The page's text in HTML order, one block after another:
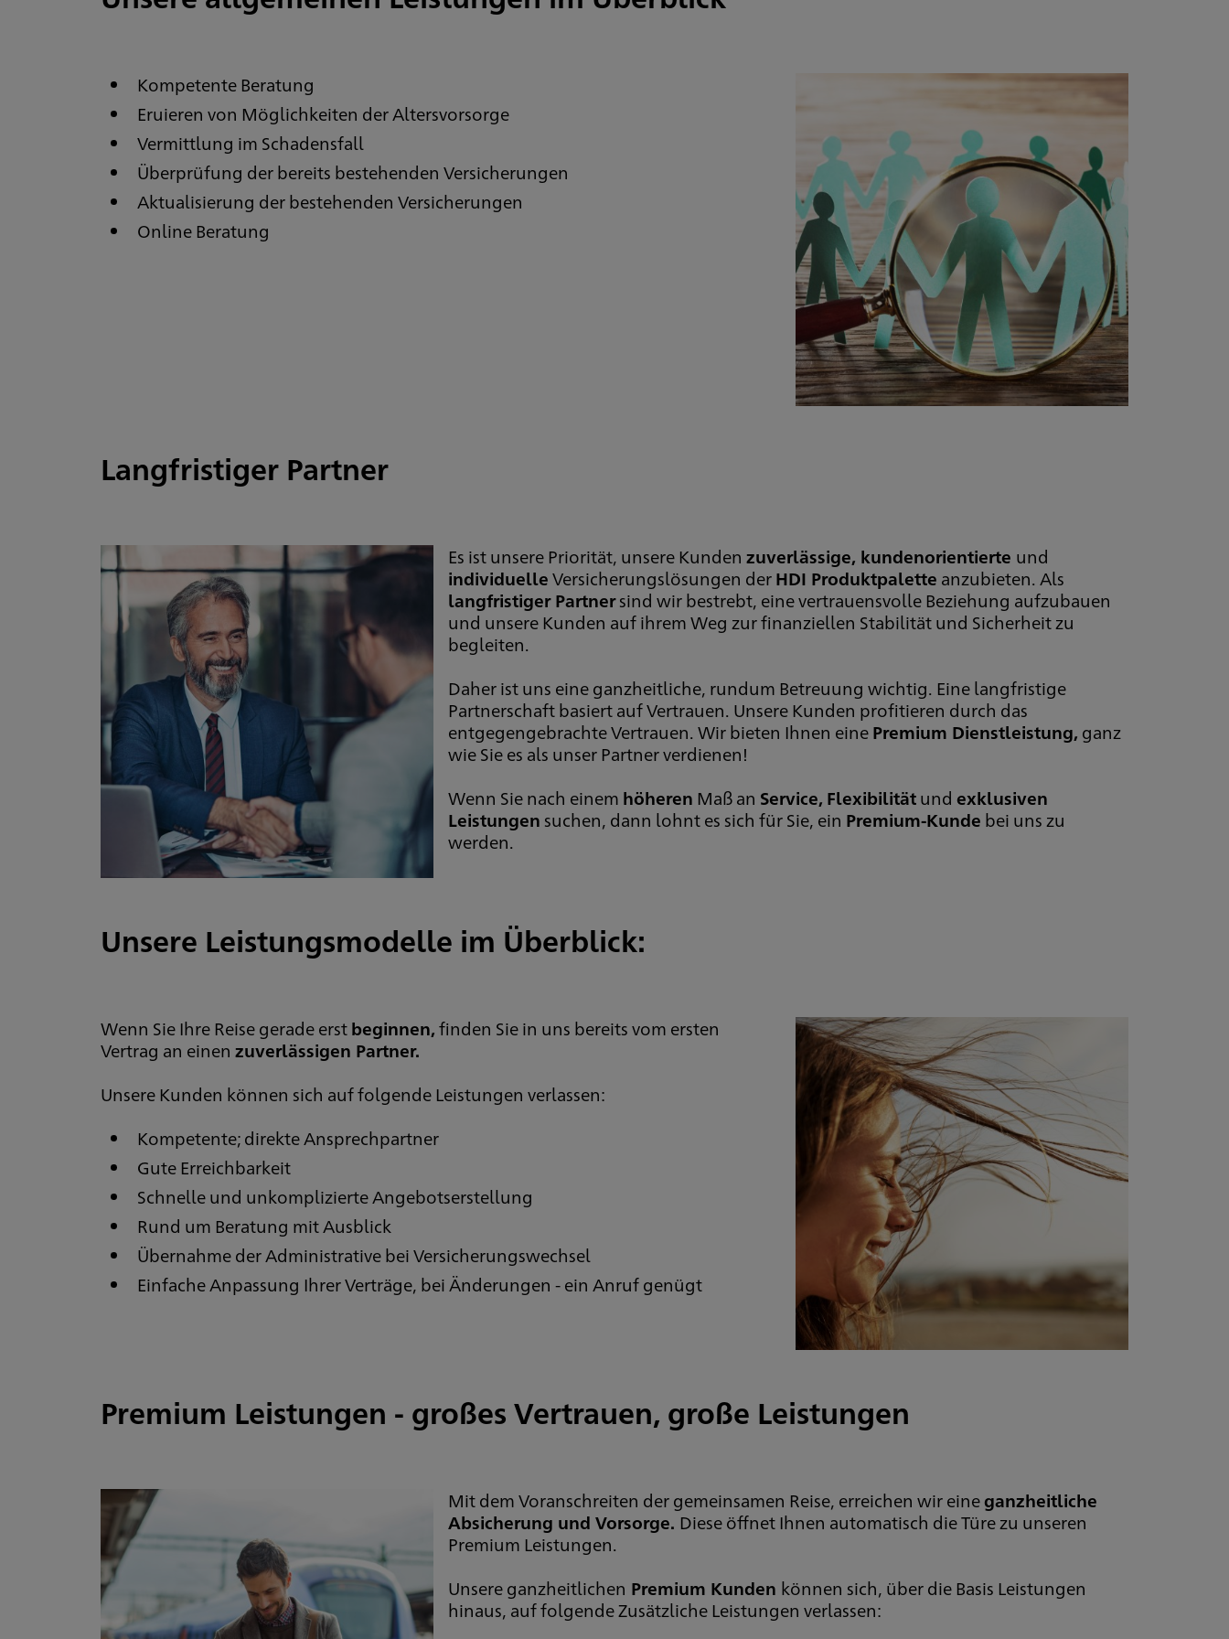
Kompetente Beratung
Eruieren von Möglichkeiten der Altersvorsorge
Vermittlung im Schadensfall
Überprüfung der bereits bestehenden Versicherungen
Aktualisierung der bestehenden Versicherungen
Online Beratung
Langfristiger Partner
Es ist unsere Priorität, unsere Kunden zuverlässige, kundenorientierte und
individuelleVersicherungslösungen derHDI Produktpalette anzubieten. Als
langfristiger Partnersind wir bestrebt, eine vertrauensvolle Beziehung aufzubauen
und unsere Kunden auf ihrem Weg zur finanziellen Stabilität und Sicherheit zu
begleiten.
Daher ist uns eine ganzheitliche, rundum Betreuung wichtig. Eine langfristige
Partnerschaft basiert auf Vertrauen. Unsere Kunden profitieren durch das
entgegengebrachte Vertrauen. Wir bieten Ihnen einePremium Dienstleistung, ganz
wie Sie es als unser Partner verdienen!
Wenn Sie nach einem höheren Maß an Service, Flexibilitätund exklusiven
Leistungen suchen, dann lohnt es sich für Sie, ein Premium-Kunde bei uns zu
werden.
Unsere Leistungsmodelle im Überblick:
Wenn Sie Ihre Reise gerade erstbeginnen,finden Sie in uns bereits vom ersten
Vertrag an einenzuverlässigen Partner.
Unsere Kunden können sich auf folgende Leistungen verlassen:
Kompetente; direkte Ansprechpartner
Gute Erreichbarkeit
Schnelle und unkomplizierte Angebotserstellung
Rund um Beratung mit Ausblick
Übernahme der Administrative bei Versicherungswechsel
Einfache Anpassung Ihrer Verträge, bei Änderungen - ein Anruf genügt
Premium Leistungen - großes Vertrauen, große Leistungen
Mit dem Voranschreiten der gemeinsamen Reise, erreichen wir eineganzheitliche
Absicherung und Vorsorge. Diese öffnet Ihnen automatisch die Türe zu unseren
Premium Leistungen.
Unsere ganzheitlichen Premium Kunden können sich, über die Basis Leistungen
hinaus, auf folgende Zusätzliche Leistungen verlassen: